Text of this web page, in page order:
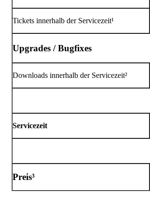
Tickets innerhalb der Servicezeit¹
Upgrades / Bugfixes
Downloads innerhalb der Servicezeit²
Servicezeit
Preis³